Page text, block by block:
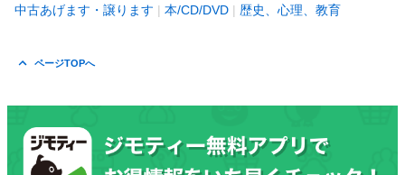
中古あげます・譲ります 本/CD/DVD 歴史、心理、教育
ページTOPへ